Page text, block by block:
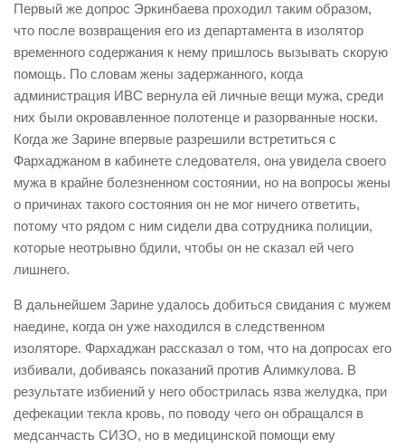
Первый же допрос Эркинбаева проходил таким образом,
что после возвращения его из департамента в изолятор
временного содержания к нему пришлось вызывать скорую
помощь. По словам жены задержанного, когда
администрация ИВС вернула ей личные вещи мужа, среди
них были окровавленное полотенце и разорванные носки.
Когда же Зарине впервые разрешили встретиться с
Фархаджаном в кабинете следователя, она увидела своего
мужа в крайне болезненном состоянии, но на вопросы жены
о причинах такого состояния он не мог ничего ответить,
потому что рядом с ним сидели два сотрудника полиции,
которые неотрывно бдили, чтобы он не сказал ей чего
лишнего.
В дальнейшем Зарине удалось добиться свидания с мужем
наедине, когда он уже находился в следственном
изоляторе. Фархаджан рассказал о том, что на допросах его
избивали, добиваясь показаний против Алимкулова. В
результате избиений у него обострилась язва желудка, при
дефекации текла кровь, по поводу чего он обращался в
медсанчасть СИЗО, но в медицинской помощи ему